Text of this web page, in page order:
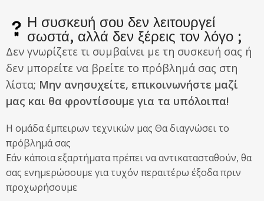
Η συσκευή σου δεν λειτουργεί
σωστά, αλλά δεν ξέρεις τον λόγο ;
Δεν γνωρίζετε τι συμβαίνει με τη συσκευή σας ή
δεν μπορείτε να βρείτε το πρόβλημά σας στη
λίστα; Μην ανησυχείτε, επικοινωνήστε μαζί
μας και θα φροντίσουμε για τα υπόλοιπα!
Η ομάδα έμπειρων τεχνικών μας Θα διαγνώσει το
πρόβλημά σας
Εάν κάποια εξαρτήματα πρέπει να αντικατασταθούν, θα
σας ενημερώσουμε για τυχόν περαιτέρω έξοδα πριν
προχωρήσουμε